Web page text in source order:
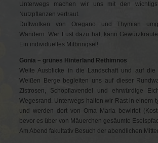
Unterwegs machen wir uns mit den
Nutzpflanzen vertraut.
Duftwolken von Oregano und Thymian
Wandern. Wer Lust dazu hat, kann
Ein individuelles Mitbringsel!
Gonia – grünes Hinterland Rethimnos
Weite Ausblicke in die Landschaft und auf die
Weißen Berge begleiten uns auf dieser
Zistrosen, Schopflavendel und ehrwürdige
Wegesrand. Unterwegs halten wir Rast in einem
und werden dort von Oma Maria bewirtet
bevor es über von Mäuerchen gesäumte
Am Abend fakultativ Besuch der abendlichen